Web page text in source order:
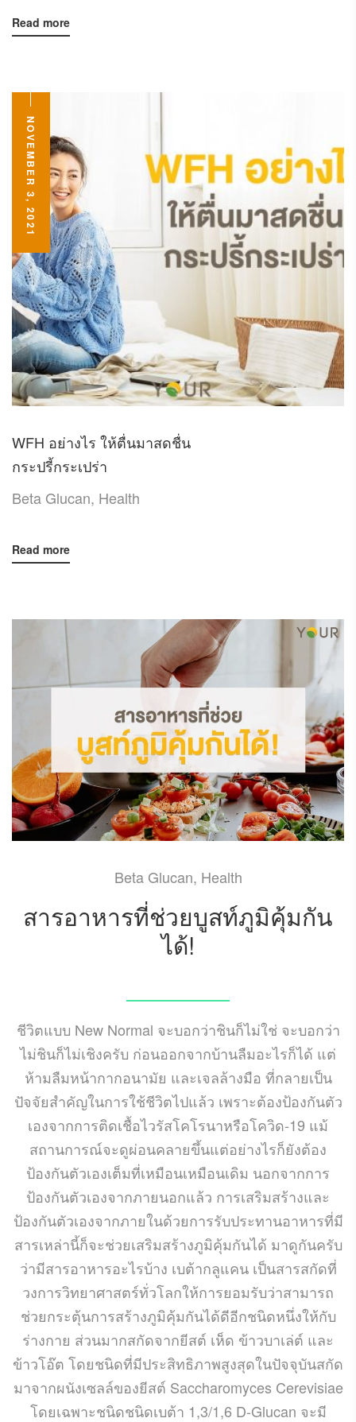
Read more
NOVEMBER 3, 2021
WFH อย่างไร ให้ตื่นมาสดชื่น
กระปรี้กระเปร่า
Beta Glucan, Health
Read more
Beta Glucan, Health
สารอาหารที่ช่วยบูสท์ภูมิคุ้มกัน
ได้!
ชีวิตแบบ New Normal จะบอกว่าชินก็ไม่ใช่ จะบอกว่า
ไม่ชินก็ไม่เชิงครับ ก่อนออกจากบ้านลืมอะไรก็ได้ แต่
ห้ามลืมหน้ากากอนามัย และเจลล้างมือ ที่กลายเป็น
ปัจจัยสำคัญในการใช้ชีวิตไปแล้ว เพราะต้องป้องกันตัว
เองจากการติดเชื้อไวรัสโคโรนาหรือโควิด-19 แม้
สถานการณ์จะดูผ่อนคลายขึ้นแต่อย่างไรก็ยังต้อง
ป้องกันตัวเองเต็มที่เหมือนเหมือนเดิม นอกจากการ
ป้องกันตัวเองจากภายนอกแล้ว การเสริมสร้างและ
ป้องกันตัวเองจากภายในด้วยการรับประทานอาหารที่มี
สารเหล่านี้ก็จะช่วยเสริมสร้างภูมิคุ้มกันได้ มาดูกันครับ
ว่ามีสารอาหารอะไรบ้าง เบต้ากลูแคน เป็นสารสกัดที่
วงการวิทยาศาสตร์ทั่วโลกให้การยอมรับว่าสามารถ
ช่วยกระตุ้นการสร้างภูมิคุ้มกันได้ดีอีกชนิดหนึ่งให้กับ
ร่างกาย ส่วนมากสกัดจากยีสต์ เห็ด ข้าวบาเล่ต์ และ
ข้าวโอ๊ต โดยชนิดที่มีประสิทธิภาพสูงสุดในปัจจุบันสกัด
มาจากผนังเซลล์ของยีสต์ Saccharomyces Cerevisiae
โดยเฉพาะชนิดชนิดเบต้า 1,3/1,6 D-Glucan จะมี